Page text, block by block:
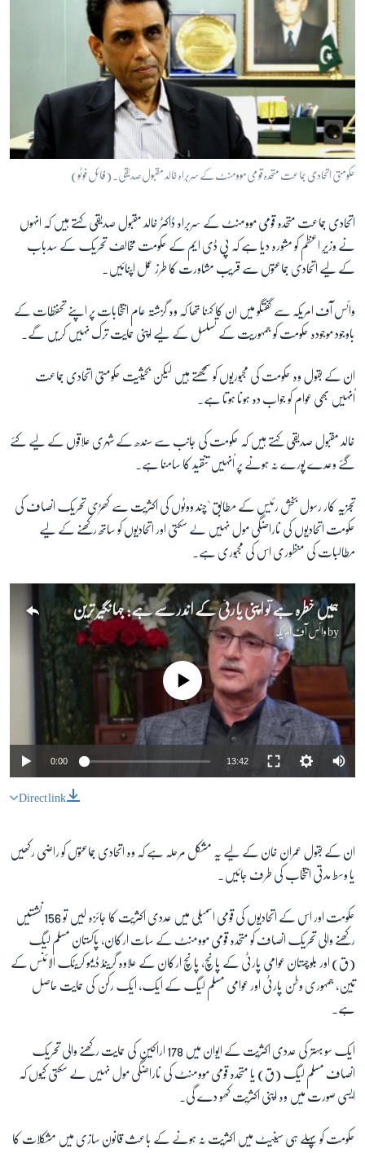
حکومتی اتحادی جماعت متحدہ قومی موومنٹ کے سربراہ خالد مقبول صدیقی۔ (فائل فوٹو)
اتحادی جماعت متحدہ قومی موومنٹ کے سربراہ ڈاکٹر خالد مقبول صدیقی کہتے ہیں کہ انہوں
نے وزیرِ اعظم کو مشورہ دیا ہے کہ پی ڈی ایم کے حکومت مخالف تحریک کے سدباب
کے لیے اتحادی جماعتوں سے قریب مشاورت کا طرز عمل اپنائیں۔
وائس آف امریکہ سے گفتگو میں ان کا کہنا تھا کہ وہ گزشتہ عام انتخابات پر اپنے تحفظات کے
باوجود موجودہ حکومت کو جمہوریت کے تسلسل کے لیے اپنی حمایت ترک نہیں کریں گے۔
ان کے بقول وہ حکومت کی مجبوریوں کو سمجھتے ہیں لیکن بحیثیت حکومتی اتحادی جماعت
اُنہیں بھی عوام کو جواب دہ ہونا ہوتا ہے۔
خالد مقبول صدیقی کہتے ہیں کہ حکومت کی جانب سے سندھ کے شہری علاقوں کے لیے کئے
گئے وعدے پورے نہ ہونے پر اُنہیں تنقید کا سامنا ہے۔
تجزیہ کار رسول بخش رئیس کے مطابق "چند ووٹوں کی اکثریت سے کھڑی تحریک انصاف کی
حکومت اتحادیوں کی ناراضگی مول نہیں لے سکتی اور اتحادیوں کو ساتھ رکھنے کے لیے
مطالبات کی منظوری اس کی مجبوری ہے۔
ہمیں خطرہ ہے تو اپنی پارٹی کے اندر سے ہے: جہانگیر ترین
byوائس آف امریکہ
No media source currently available
0:00 13:42
Direct link
ان کے بقول عمران خان کے لیے یہ مشکل مرحلہ ہے کہ وہ اتحادی جماعتوں کو راضی رکھیں
یا وسط مدتی انتخاب کی طرف جائیں۔
حکومت اور اس کے اتحادیوں کی قومی اسمبلی میں عددی اکثریت کا جائزہ لیں تو 156 نشستیں
رکھنے والی تحریک انصاف کو متحدہ قومی موومنٹ کے سات ارکان، پاکستان مسلم لیگ
(ق) اور بلوچستان عوامی پارٹی کے پانچ، پانچ ارکان کے علاوہ گرینڈ ڈیمو کریٹک الائنس کے
تین، جمہوری وطن پارٹی اور عوامی مسلم لیگ کے ایک، ایک رکن کی حمایت حاصل
ہے۔
ایک سو بہتر کی عددی اکثریت کے ایوان میں 178 اراکین کی حمایت رکھنے والی تحریک
انصاف مسلم لیگ (ق) یا متحدہ قومی موومنٹ کی ناراضگی مول نہیں لے سکتی کیوں کہ
ایسی صورت میں وہ اپنی اکثریت کھو دے گی۔
حکومت کو پہلے ہی سینیٹ میں اکثریت نہ ہونے کے باعث قانون سازی میں مشکلات کا